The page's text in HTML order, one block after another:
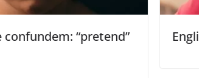
English Usage | hear vs listen